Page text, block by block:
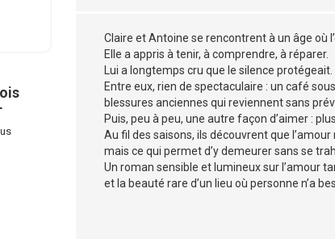
Claire et Antoine se rencontrent à un âge où
Elle a appris à tenir, à comprendre, à réparer.
Lui a longtemps cru que le silence protégeait.
Entre eux, rien de spectaculaire : un café
blessures anciennes qui reviennent sans
Puis, peu à peu, une autre façon d’aimer :
Au fil des saisons, ils découvrent que
mais ce qui permet d’y demeurer sans se
Un roman sensible et lumineux sur l’amour
et la beauté rare d’un lieu où personne n’a